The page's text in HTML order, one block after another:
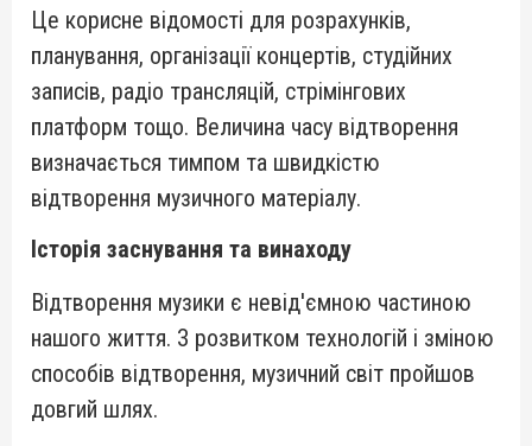
Це корисне відомості для розрахунків,
планування, організації концертів, студійних
записів, радіо трансляцій, стрімінгових
платформ тощо. Величина часу відтворення
визначається тимпом та швидкістю
відтворення музичного матеріалу.
Історія заснування та винаходу
Відтворення музики є невід'ємною частиною
нашого життя. З розвитком технологій і зміною
способів відтворення, музичний світ пройшов
довгий шлях.